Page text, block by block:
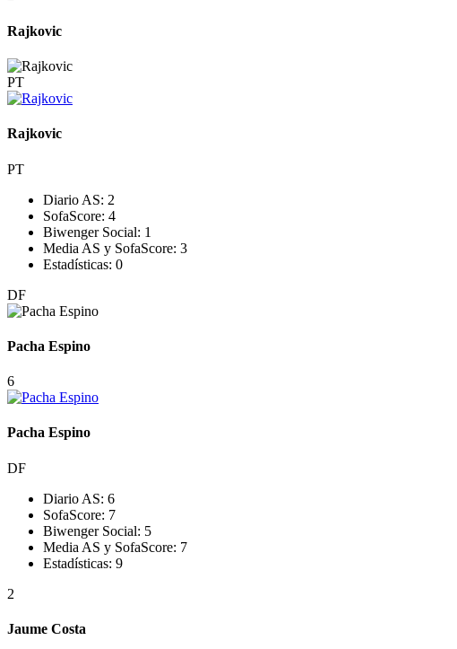
Rajkovic
PT
Rajkovic
PT
Diario AS: 2
SofaScore: 4
Biwenger Social: 1
Media AS y SofaScore: 3
Estadísticas: 0
DF
Pacha Espino
6
Pacha Espino
DF
Diario AS: 6
SofaScore: 7
Biwenger Social: 5
Media AS y SofaScore: 7
Estadísticas: 9
2
Jaume Costa